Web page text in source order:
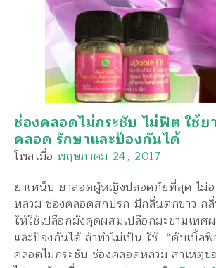
ช่องคลอดไม่กระชับ ไม่ฟิต ใช้ย
คลอด รักษาและป้องกันได้
โพสเมื่อ พฤษภาคม 24, 2017
ยาเหน็บ ยาสอดผู้หญิงปลอดภัยที่สุด ไม่
หลวม ช่องคลอดสกปรก มีกลิ่นตกขาว ก
ให้ใช้เปลือกมังคุดผสมเปลือกมะขามเทศ
และป้องกันได้ ถ้าทำไม่เป็น ใช้ “ดับเบิ้ล
คลอดไม่กระชับ ช่องคลอดหลวม สาเหตุ